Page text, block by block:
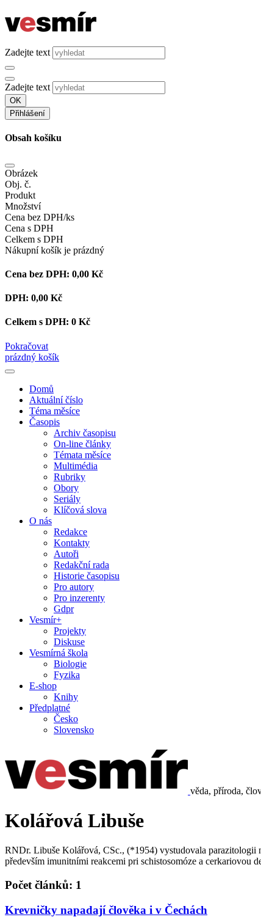
Zadejte text
Zadejte text
OK
Přihlášení
Obsah košíku
Obrázek
Obj. č.
Produkt
Množství
Cena bez DPH/ks
Cena s DPH
Celkem s DPH
Nákupní košík je prázdný
Cena bez DPH: 0,00 Kč
DPH: 0,00 Kč
Celkem s DPH: 0 Kč
Pokračovat
prázdný košík
Domů
Aktuální číslo
Téma měsíce
Časopis
Archiv časopisu
On-line články
Témata měsíce
Multimédia
Rubriky
Obory
Seriály
Klíčová slova
O nás
Redakce
Kontakty
Autoři
Redakční rada
Historie časopisu
Pro autory
Pro inzerenty
Gdpr
Vesmír+
Projekty
Diskuse
Vesmírná škola
Biologie
Fyzika
E-shop
Knihy
Předplatné
Česko
Slovensko
věda, příroda,
Kolářová Libuše
RNDr. Libuše Kolářová, CSc., (*1954) vystudovala
především imunitními reakcemi pri schistosomóze a cerkariovou
Počet článků: 1
Krevničky napadají člověka i v Čechách